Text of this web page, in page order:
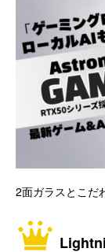
2面ガラスとこだ